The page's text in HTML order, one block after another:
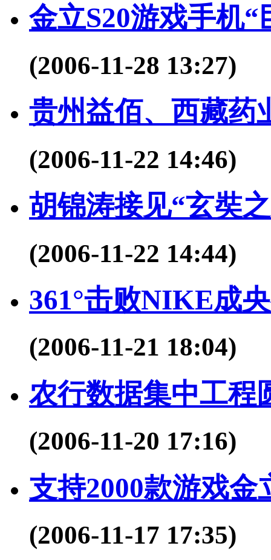
金立S20游戏手机
(2006-11-28 13:27)
贵州益佰、西藏药
(2006-11-22 14:46)
胡锦涛接见“玄奘
(2006-11-22 14:44)
361°击败NIKE成
(2006-11-21 18:04)
农行数据集中工程
(2006-11-20 17:16)
支持2000款游戏
(2006-11-17 17:35)